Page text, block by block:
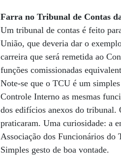
Farra no Tribunal de Contas
Um tribunal de contas é feito
União, que deveria dar o
carreira que será remetida ao
funções comissionadas
Note-se que o TCU é um
Controle Interno as mesmas
dos edifícios anexos do tribunal.
praticaram. Uma curiosidade: a
Associação dos Funcionários do
Simples gesto de boa vontade.